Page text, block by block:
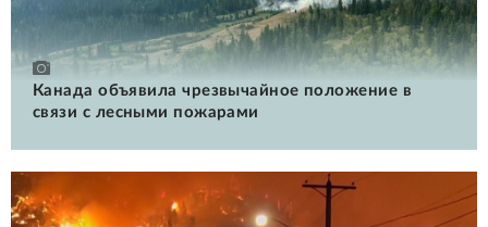
Канада объявила чрезвычайное положение в
связи с лесными пожарами